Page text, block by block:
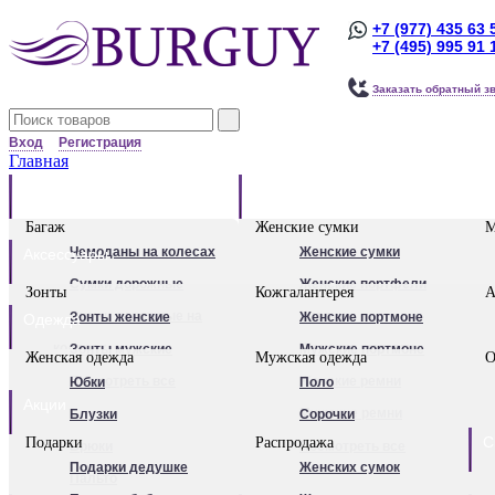
+7 (977) 435 63
+7 (495) 995 91
Заказать обратный
Вход Регистрация
Главная
Багаж
Чемоданы на колесах
Сумки дорожные
Сумки дорожные на
колесах.
Сумки - тележки
хозяйственные
Бьюти - кейсы
Кейс-пилоты
Женские сумки
Женские сумки
Женские портфели
Клатчи
Женские рюкзаки
Посмотреть все
Аксессуары
Зонты
Зонты женские
Зонты мужские
Посмотреть все
Кожгалантерея
Женские портмоне
Мужские портмоне
Женские ремни
Мужские ремни
Обложки для
автодокументов
Одежда
Женская одежда
Юбки
Блузки
Брюки
Пальто
Мужская одежда
Поло
Сорочки
Посмотреть все
Подарки
Подарки дедушке
Распродажа
Женских сумок